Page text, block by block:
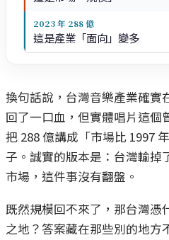
2023 年 288 億
這是產業「面向」變多
換句話說，台灣音樂產業確實
回了一口血，但實體唱片這個
把 288 億講成「市場比 1997
子。誠實的版本是：台灣輸掉
市場，這件事沒有翻盤。
既然規模回不來了，那台灣憑
之地？答案藏在那些別的地方